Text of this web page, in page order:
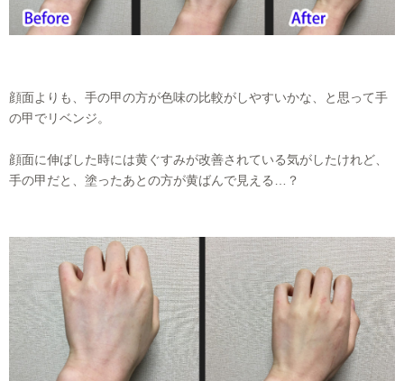
顔面よりも、手の甲の方が色味の比較がしやすいかな、と思って手
の甲でリベンジ。
顔面に伸ばした時には黄ぐすみが改善されている気がしたけれど、
手の甲だと、塗ったあとの方が黄ばんで見える…？